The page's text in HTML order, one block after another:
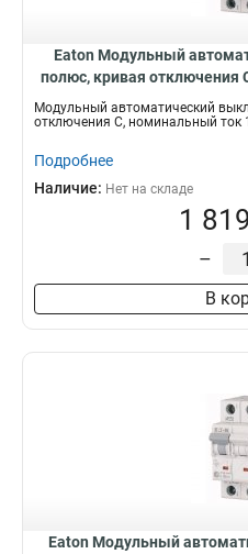
Eaton Модульный
полюс, кривая отключения
Модульный автоматический
отключения C, номинальный ток
Подробнее
Наличие: Нет на складе
1
–
В
Eaton Модульный